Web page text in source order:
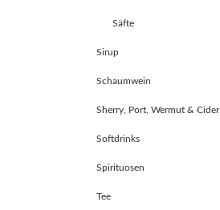
Säfte
Sirup
Schaumwein
Sherry, Port, Wermut & Cider
Softdrinks
Spirituosen
Tee